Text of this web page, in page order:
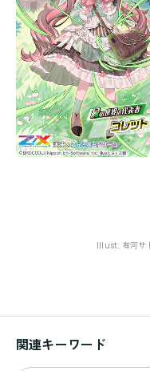
Illust: 有河サ
関連キーワード